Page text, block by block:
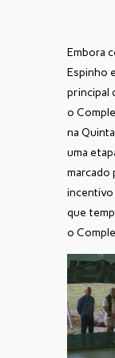
Embora
Espinho
principal
o
na
uma
marcado
incentivo
que
o